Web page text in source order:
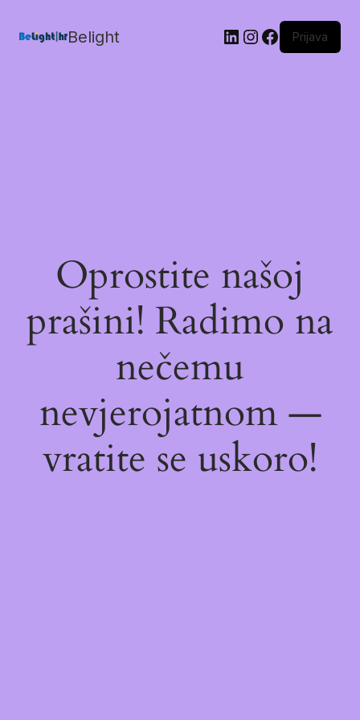
Belight Prijava
Oprostite našoj
prašini! Radimo na
nečemu
nevjerojatnom —
vratite se uskoro!